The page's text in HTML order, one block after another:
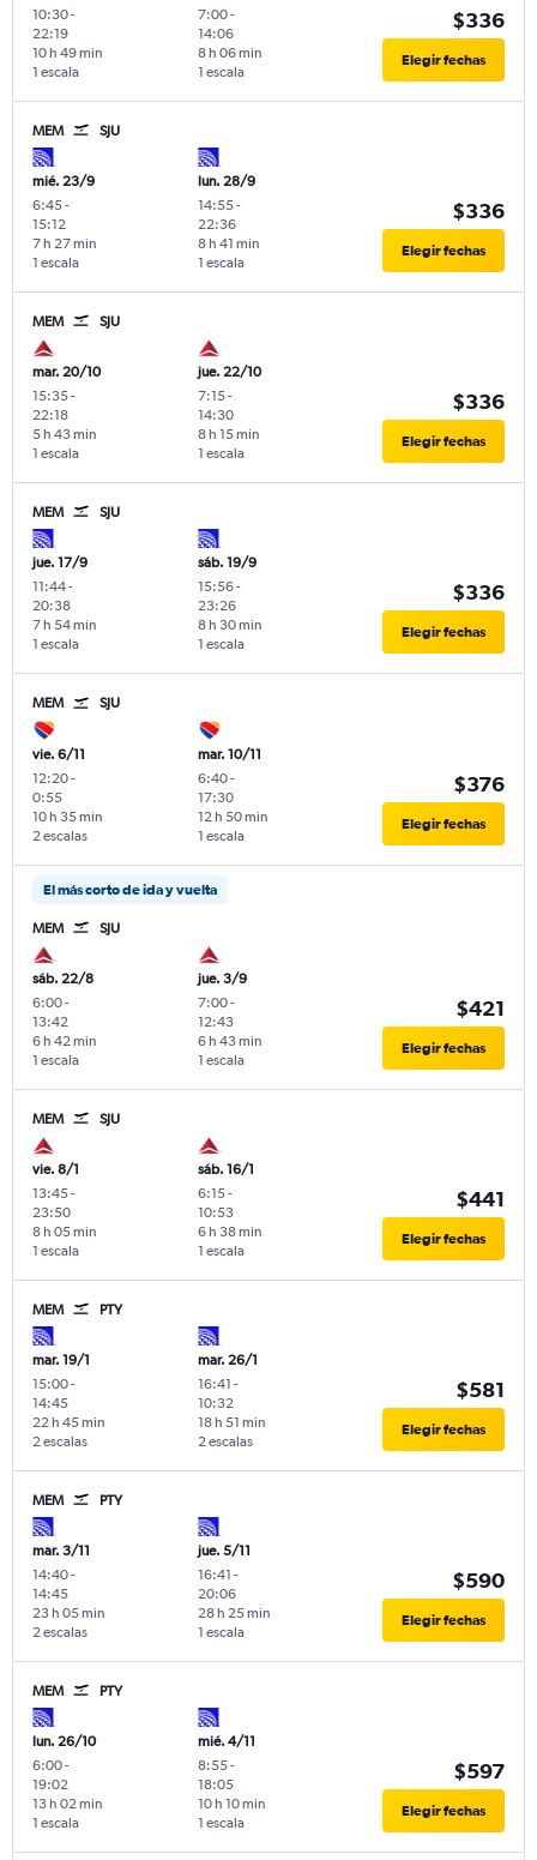
10:30-
22:19
1 escala
10 h 49 min
7:00-
14:06
1 escala
8 h 06 min
$336
Elegir fechas
MEM SJU
mié. 23/9
6:45-
15:12
1 escala
7 h 27 min
lun. 28/9
14:55-
22:36
1 escala
8 h 41 min
$336
Elegir fechas
MEM SJU
mar. 20/10
15:35-
22:18
1 escala
5 h 43 min
jue. 22/10
7:15-
14:30
1 escala
8 h 15 min
$336
Elegir fechas
MEM SJU
jue. 17/9
11:44-
20:38
1 escala
7 h 54 min
sáb. 19/9
15:56-
23:26
1 escala
8 h 30 min
$336
Elegir fechas
MEM SJU
vie. 6/11
12:20-
0:55
2 escalas
10 h 35 min
mar. 10/11
6:40-
17:30
1 escala
12 h 50 min
$376
Elegir fechas
El más corto de ida y vuelta
MEM SJU
sáb. 22/8
6:00-
13:42
1 escala
6 h 42 min
jue. 3/9
7:00-
12:43
1 escala
6 h 43 min
$421
Elegir fechas
MEM SJU
vie. 8/1
13:45-
23:50
1 escala
8 h 05 min
sáb. 16/1
6:15-
10:53
1 escala
6 h 38 min
$441
Elegir fechas
MEM PTY
mar. 19/1
15:00-
14:45
2 escalas
22 h 45 min
mar. 26/1
16:41 -
10:32
2 escalas
18 h 51 min
$581
Elegir fechas
MEM PTY
mar. 3/11
14:40-
14:45
2 escalas
23 h 05 min
jue. 5/11
16:41 -
20:06
1 escala
28 h 25 min
$590
Elegir fechas
MEM PTY
lun. 26/10
6:00-
19:02
1 escala
13 h 02 min
mié. 4/11
8:55-
18:05
1 escala
10 h 10 min
$597
Elegir fechas